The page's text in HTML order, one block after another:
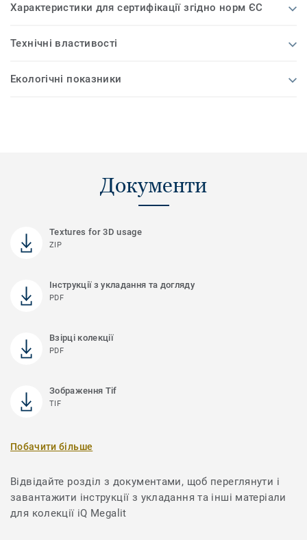
Характеристики для сертифікації згідно норм ЄС
Технічні властивості
Екологічні показники
Документи
Textures for 3D usage
ZIP
Інструкції з укладання та догляду
PDF
Взірці колекції
PDF
Зображення Tif
TIF
Побачити більше
Відвідайте розділ з документами, щоб переглянути і
завантажити інструкції з укладання та інші матеріали
для колекції iQ Megalit